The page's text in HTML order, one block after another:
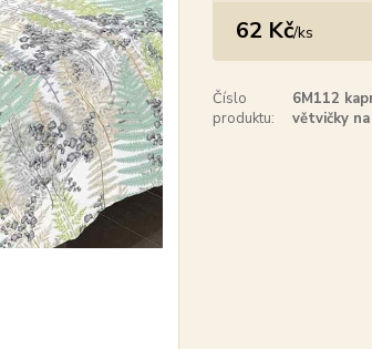
62 Kč/ks
Číslo
produktu:
6M112
větvičky